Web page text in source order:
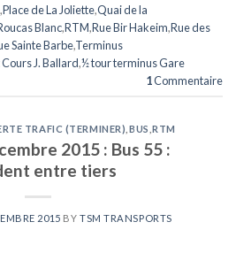
,Place de La Joliette,Quai de la
Blanc,RTM,Rue Bir Hakeim,Rue des
Sainte Barbe,Terminus
J. Ballard,½ tour terminus Gare
1Commentaire
TRAFIC (TERMINER) BUS ,RTM
2015 : Bus 55 :
entre tiers
2015 BY TSM TRANSPORTS